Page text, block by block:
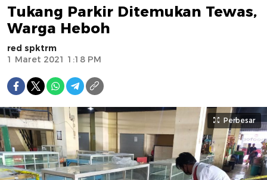
Tukang Parkir Ditemukan Tewas,
Warga Heboh
red spktrm
1 Maret 2021 1:18 PM
Perbesar